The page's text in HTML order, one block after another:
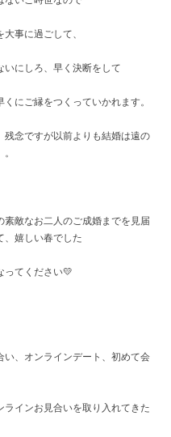
事に過ごして、
いにしろ、早く決断をして
にご縁をつくっていかれます。
残念ですが以前よりも結婚は遠の
。
素敵なお二人のご成婚までを見届
、嬉しい春でした
ってください💛
い、オンラインデート、初めて会
ラインお見合いを取り入れてきた